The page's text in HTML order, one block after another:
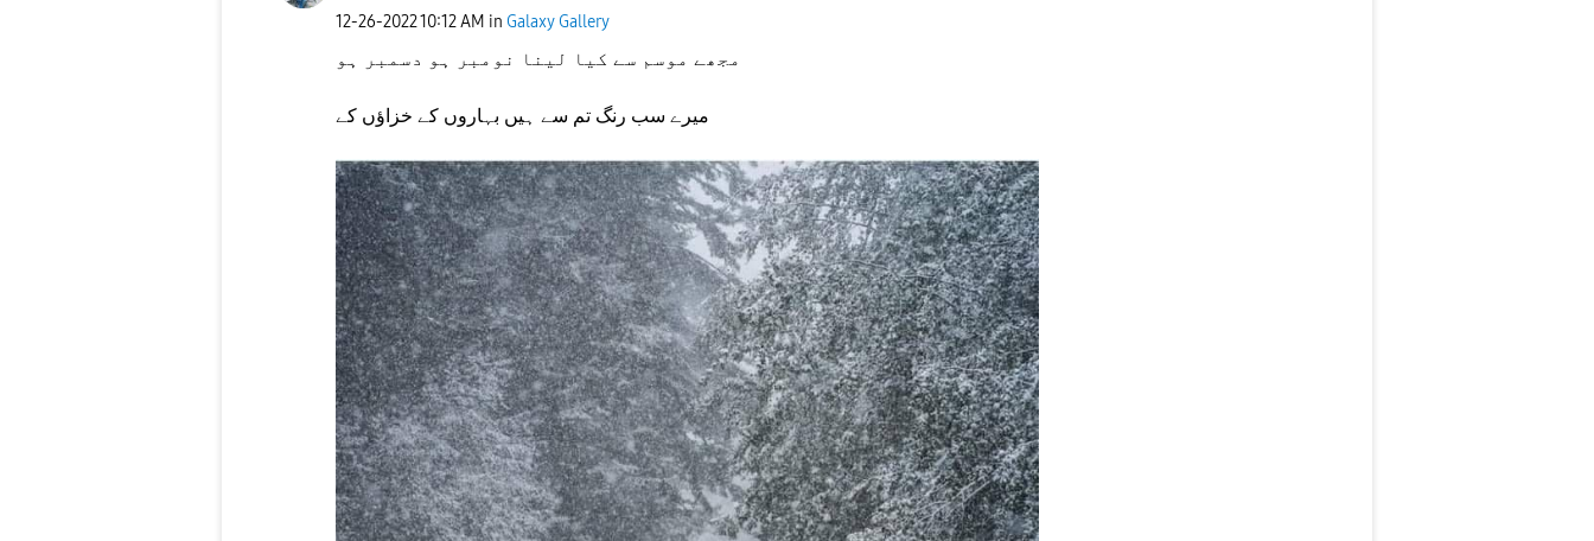
‎12-26-202210:12 AM in Galaxy Gallery
مجھے موسم سے کیا لینا نومبر ہو دسمبر ہو
میرے سب رنگ تم سے ہیں بہاروں کے خزاؤں کے